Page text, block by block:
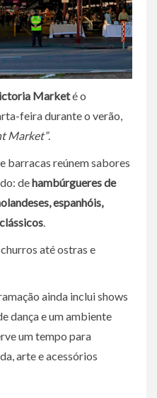
Marketé o
feira durante o verão,
Market”.
barracas reúnem sabores
dehambúrgueres de
espanhóis,
.
até ostras e
ainda inclui shows
dança e um ambiente
um tempo para
arte e acessórios